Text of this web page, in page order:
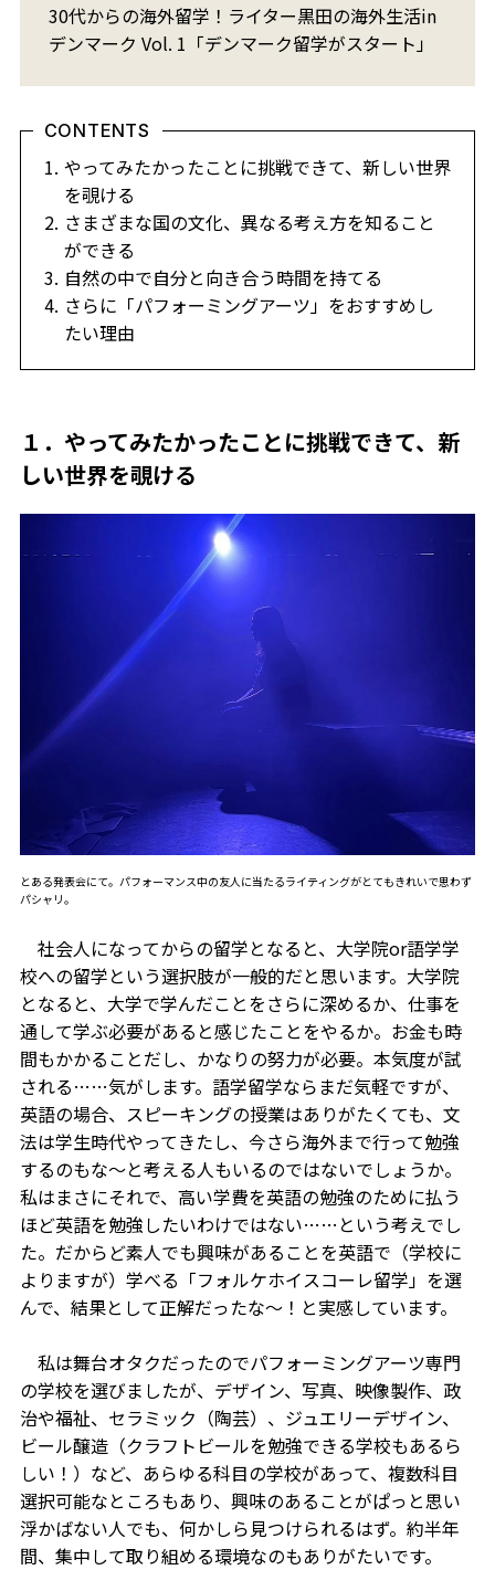
30代からの海外留学！ライター黒田の海外生活in
デンマーク Vol. 1「デンマーク留学がスタート」
CONTENTS
やってみたかったことに挑戦できて、新しい世界
を覗ける
さまざまな国の文化、異なる考え方を知ること
ができる
自然の中で自分と向き合う時間を持てる
さらに「パフォーミングアーツ」をおすすめし
たい理由
１．やってみたかったことに挑戦できて、新
しい世界を覗ける
とある発表会にて。パフォーマンス中の友人に当たるライティングがとてもきれいで思わず
パシャリ。
社会人になってからの留学となると、大学院or語学学
校への留学という選択肢が一般的だと思います。大学院
となると、大学で学んだことをさらに深めるか、仕事を
通して学ぶ必要があると感じたことをやるか。お金も時
間もかかることだし、かなりの努力が必要。本気度が試
される……気がします。語学留学ならまだ気軽ですが、
英語の場合、スピーキングの授業はありがたくても、文
法は学生時代やってきたし、今さら海外まで行って勉強
するのもな〜と考える人もいるのではないでしょうか。
私はまさにそれで、高い学費を英語の勉強のために払う
ほど英語を勉強したいわけではない……という考えでし
た。だからど素人でも興味があることを英語で（学校に
よりますが）学べる「フォルケホイスコーレ留学」を選
んで、結果として正解だったな〜！と実感しています。
私は舞台オタクだったのでパフォーミングアーツ専門
の学校を選びましたが、デザイン、写真、映像製作、政
治や福祉、セラミック（陶芸）、ジュエリーデザイン、
ビール醸造（クラフトビールを勉強できる学校もあるら
しい！）など、あらゆる科目の学校があって、複数科目
選択可能なところもあり、興味のあることがぱっと思い
浮かばない人でも、何かしら見つけられるはず。約半年
間、集中して取り組める環境なのもありがたいです。